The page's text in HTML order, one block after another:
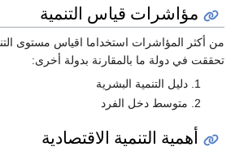
مؤاشرات قياس التنمية
من أكثر المؤاشرات استخداما اقياس مستوى
تحققت في دولة ما بالمقارنة بدولة أخرى:
دليل التنمية البشرية
متوسط دخل الفرد
أهمية التنمية الاقتصادية